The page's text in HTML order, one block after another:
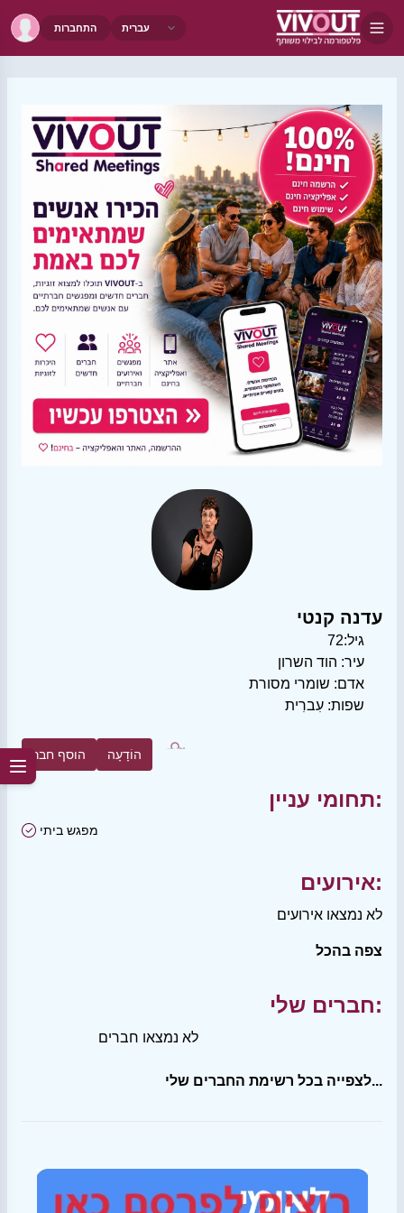
התחברות
עדנה קנטי
גיל:72
עיר: הוד השרון
אדם: שומרי מסורת
שפות: עִברִית
הוסף חבר הוֹדָעָה
תחומי עניין:
מפגש ביתי
אירועים:
לא נמצאו אירועים
צפה בהכל
חברים שלי:
לא נמצאו חברים
לצפייה בכל רשימת החברים שלי...